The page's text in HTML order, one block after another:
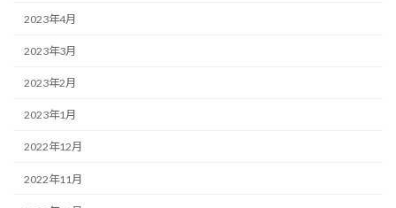
2023年4月
2023年3月
2023年2月
2023年1月
2022年12月
2022年11月